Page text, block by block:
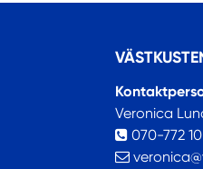
Veronica
070-772